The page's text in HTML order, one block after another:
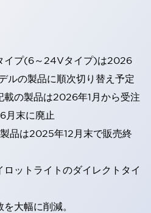
イプ(6～24Vタイプ)は2026
ルの製品に順次切り替え予定
載の製品は2026年1月から受注
月末に廃止
品は2025年12月末で販売終
ットライトのダイレクトタイ
大幅に削減。